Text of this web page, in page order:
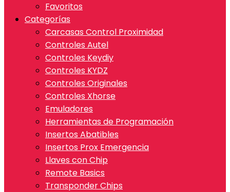
Favoritos
Categorías
Carcasas Control Proximidad
Controles Autel
Controles Keydiy
Controles KYDZ
Controles Originales
Controles Xhorse
Emuladores
Herramientas de Programación
Insertos Abatibles
Insertos Prox Emergencia
Llaves con Chip
Remote Basics
Transponder Chips